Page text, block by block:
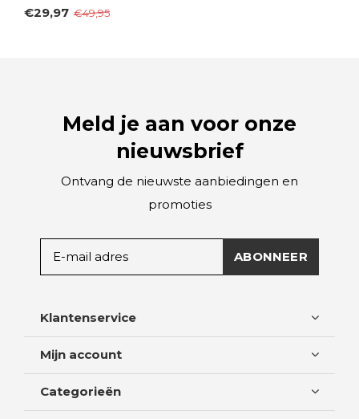
€29,97 €49,95
Meld je aan voor onze
nieuwsbrief
Ontvang de nieuwste aanbiedingen en
promoties
ABONNEER
Klantenservice
Mijn account
Categorieën